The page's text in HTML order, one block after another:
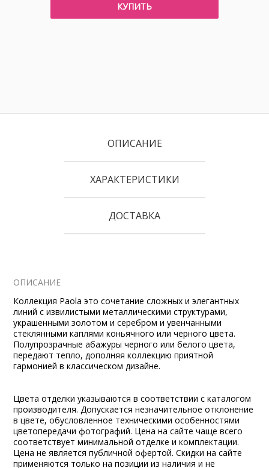
КУПИТЬ
ОПИСАНИЕ
ХАРАКТЕРИСТИКИ
ДОСТАВКА
ОПИСАНИЕ
Коллекция Paola это сочетание сложных и элегантных
линий с извилистыми металлическими структурами,
украшенными золотом и серебром и увенчанными
стеклянными каплями коньячного или черного цвета.
Полупрозрачные абажуры черного или белого цвета,
передают тепло, дополняя коллекцию приятной
гармонией в классическом дизайне.
Цвета отделки указываются в соответствии с каталогом
производителя. Допускается незначительное отклонение
в цвете, обусловленное техническими особенностями
цветопередачи фотографий. Цена на сайте чаще всего
соответствует минимальной отделке и комплектации.
Цена не является публичной офертой. Скидки на сайте
применяются только на позиции из наличия и не